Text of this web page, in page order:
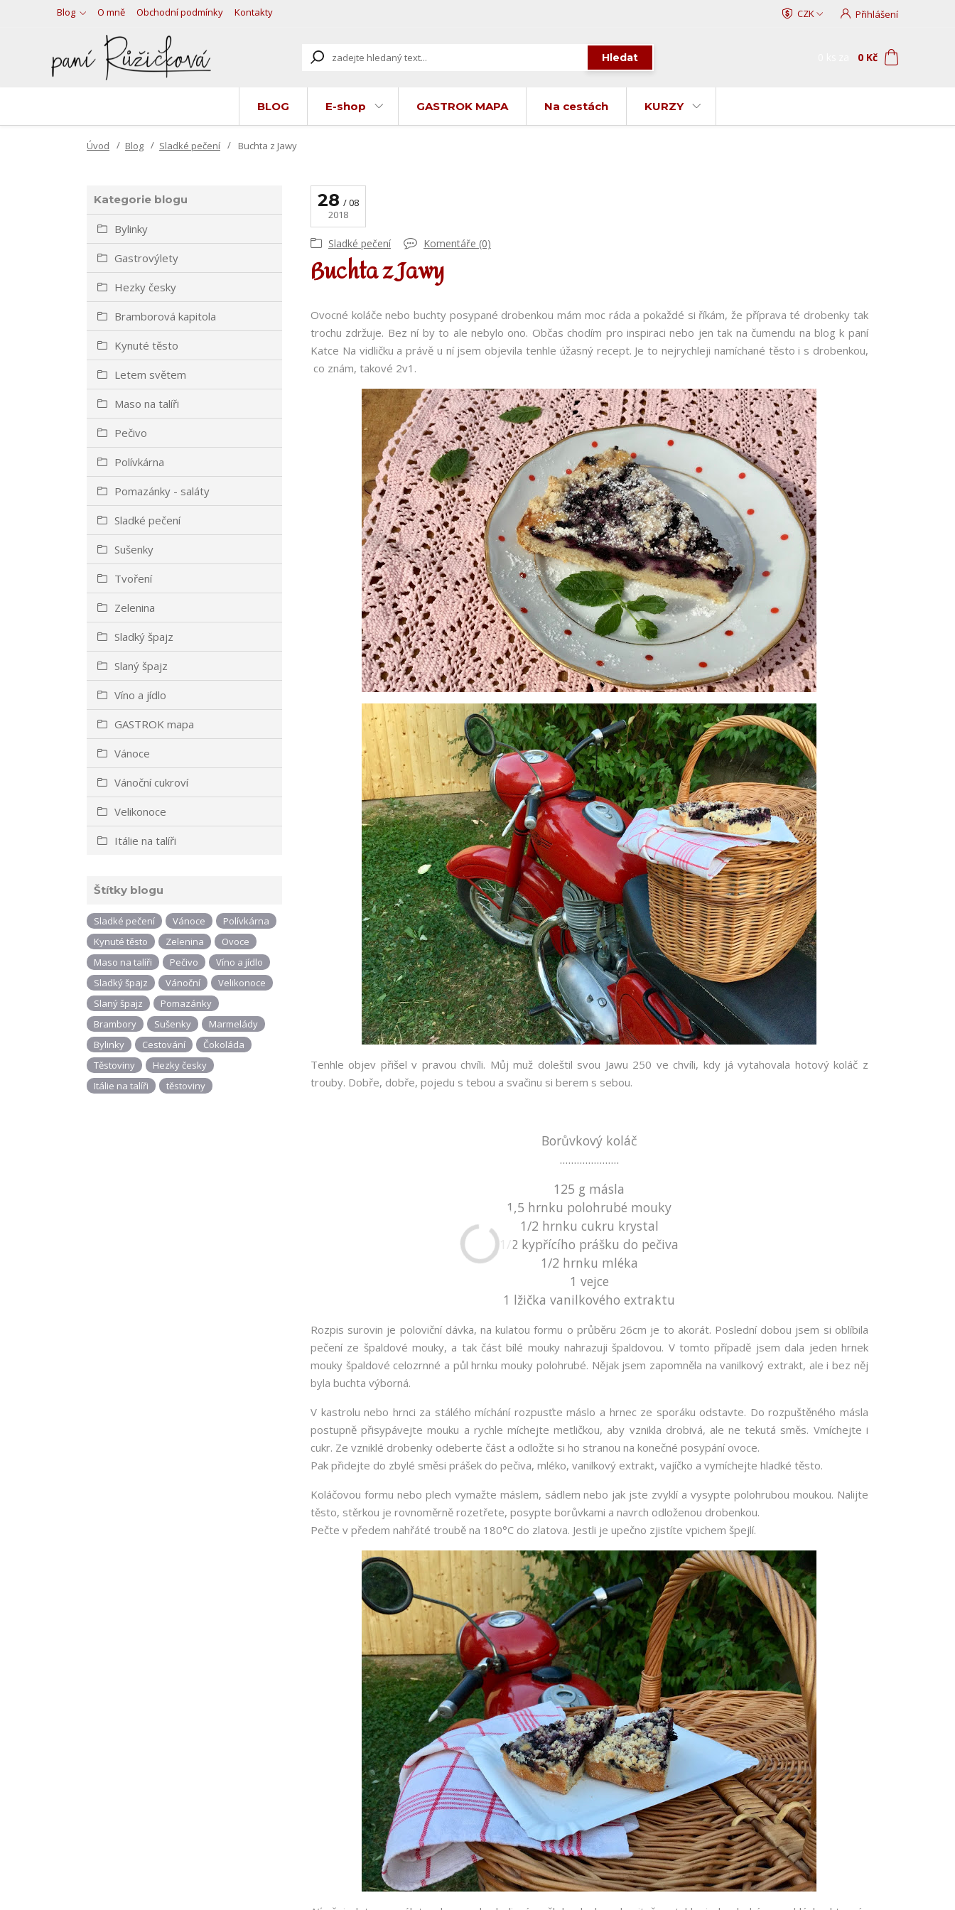
Blog O mně Obchodní podmínky Kontakty CZK Přihlášení
Hledat 0 Kč
BLOG E-shop GASTROK MAPA Na cestách KURZY
Úvod Blog Sladké pečení Buchta z Jawy
Kategorie blogu
Bylinky
Gastrovýlety
Hezky česky
Bramborová kapitola
Kynuté těsto
Letem světem
Maso na talíři
Pečivo
Polívkárna
Pomazánky - saláty
Sladké pečení
Sušenky
Tvoření
Zelenina
Sladký špajz
Slaný špajz
Víno a jídlo
GASTROK mapa
Vánoce
Vánoční cukroví
Velikonoce
Itálie na talíři
Štítky blogu
Sladké pečení Vánoce
Polívkárna
Kynuté těsto
Zelenina
Ovoce
Maso na talíři
Pečivo
Víno a jídlo
Sladký špajz
Vánoční
Velikonoce
Slaný špajz
Pomazánky
Brambory
Sušenky
Marmelády
Bylinky
Cestování
Čokoláda
Těstoviny
Hezky česky
Itálie na talíři
těstoviny
28
08
2018
Sladké pečení Komentáře (0)
Buchta z Jawy
Ovocné koláče nebo buchty posypané drobenkou mám moc ráda a pokaždé si říkám, že příprava té drobenky tak
trochu zdržuje. Bez ní by to ale nebylo ono. Občas chodím pro inspiraci nebo jen tak na čumendu na blog k paní
Katce Na vidličku a právě u ní jsem objevila tenhle úžasný recept. Je to nejrychleji namíchané těsto i s drobenkou,
co znám, takové 2v1.
Tenhle objev přišel v pravou chvíli. Můj muž doleštil svou Jawu 250 ve chvíli, kdy já vytahovala hotový koláč z
trouby. Dobře, dobře, pojedu s tebou a svačinu si berem s sebou.
Borůvkový koláč
.....................
125 g másla
1,5 hrnku polohrubé mouky
1/2 hrnku cukru krystal
1/2 kypřícího prášku do pečiva
1/2 hrnku mléka
1 vejce
1 lžička vanilkového extraktu
Rozpis surovin je poloviční dávka, na kulatou formu o průběru 26cm je to akorát. Poslední dobou jsem si oblíbila
pečení ze špaldové mouky, a tak část bílé mouky nahrazuji špaldovou. V tomto případě jsem dala jeden hrnek
mouky špaldové celozrnné a půl hrnku mouky polohrubé. Nějak jsem zapomněla na vanilkový extrakt, ale i bez něj
byla buchta výborná.
V kastrolu nebo hrnci za stálého míchání rozpusťte máslo a hrnec ze sporáku odstavte. Do rozpuštěného másla
postupně přisypávejte mouku a rychle míchejte metličkou, aby vznikla drobivá, ale ne tekutá směs. Vmíchejte i
cukr. Ze vzniklé drobenky odeberte část a odložte si ho stranou na konečné posypání ovoce.
Pak přidejte do zbylé směsi prášek do pečiva, mléko, vanilkový extrakt, vajíčko a vymíchejte hladké těsto.
Koláčovou formu nebo plech vymažte máslem, sádlem nebo jak jste zvyklí a vysypte polohrubou moukou. Nalijte
těsto, stěrkou je rovnoměrně rozetřete, posypte borůvkami a navrch odloženou drobenkou.
Pečte v předem nahřáté troubě na 180°C do zlatova. Jestli je upečno zjistíte vpichem špejlí.